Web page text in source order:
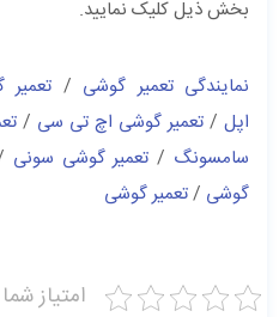
بخش ذیل کلیک نمایید.
نمایندگی تعمیر گوشی /
اپل / تعمیر گوشی اچ تی سی /
سامسونگ / تعمیر گوشی سونی
گوشی /تعمیر گوشی
امتیاز